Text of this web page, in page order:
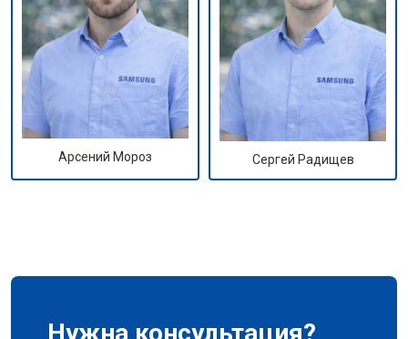
Арсений Мороз Сергей Радищев